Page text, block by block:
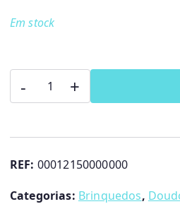
Em stock
-
Quantidade
de
Dou
Dou
+
REF: 00012150000000
Categorias: Brinquedos,